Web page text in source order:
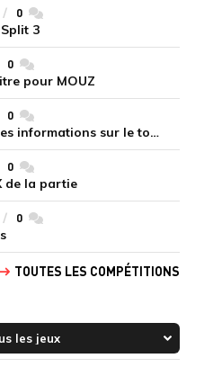
0commentaires
3
0commentaires
pour MOUZ
0commentaires
BLAST Open Porto : toutes les informations sur le tournoi
0commentaires
de la partie
0commentaires
TOUTES LES COMPÉTITIONS